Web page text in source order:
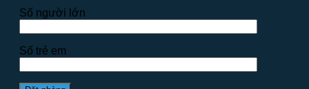
Số người lớn
Số trẻ em